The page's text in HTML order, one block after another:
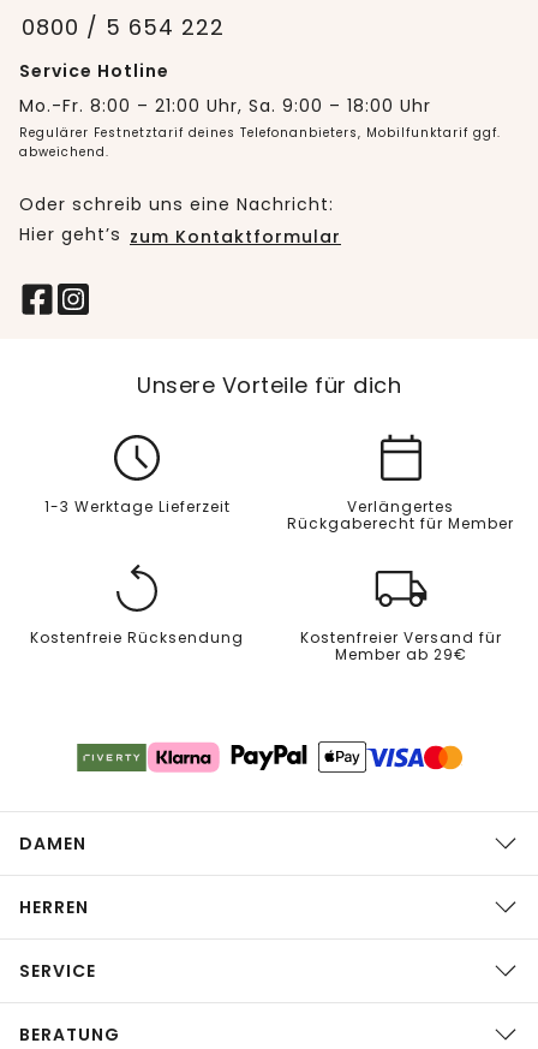
0800 / 5 654 222
Service Hotline
Mo.-Fr. 8:00 – 21:00 Uhr, Sa. 9:00 – 18:00 Uhr
Regulärer Festnetztarif deines Telefonanbieters, Mobilfunktarif ggf.
abweichend.
Oder schreib uns eine Nachricht:
Hier geht’s zum Kontaktformular
Unsere Vorteile für dich
1-3 Werktage Lieferzeit
Verlängertes
Rückgaberecht für Member
Kostenfreie Rücksendung
Kostenfreier Versand für
Member ab 29€
DAMEN
HERREN
SERVICE
BERATUNG